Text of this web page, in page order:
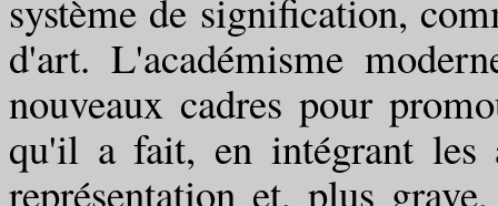
système de signification,
d'art. L'académisme
nouveaux cadres pour
qu'il a fait, en intégrant les
représentation et, plus